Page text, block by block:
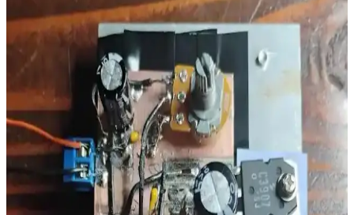
1963 model antika tüp amplifikatörlerin onarımında güç kaynağı,
kondansatörler ve potansiyometrelerin durumu kritik öneme sahiptir.
Estetik ve sağlık açısından dikkat edilmesi gerekenler de ele
alınmıştır.
Rod Elliott'in P3A ve P33 Devreleriyle Güç
Amplifikatörü Tasarımı ve Uygulaması
Rod Elliott'in P3A ve P33 devreleri temel alınarak yapılan güç
amplifikatörü projesinde PCB tasarımı, bileşen seçimi, topraklama
ve performans detayları ele alınmaktadır.
Divisat 20 Db Line Amplifier ile Sinyal Gücünü
Artıran Çözüm ve Kullanım İpuçları